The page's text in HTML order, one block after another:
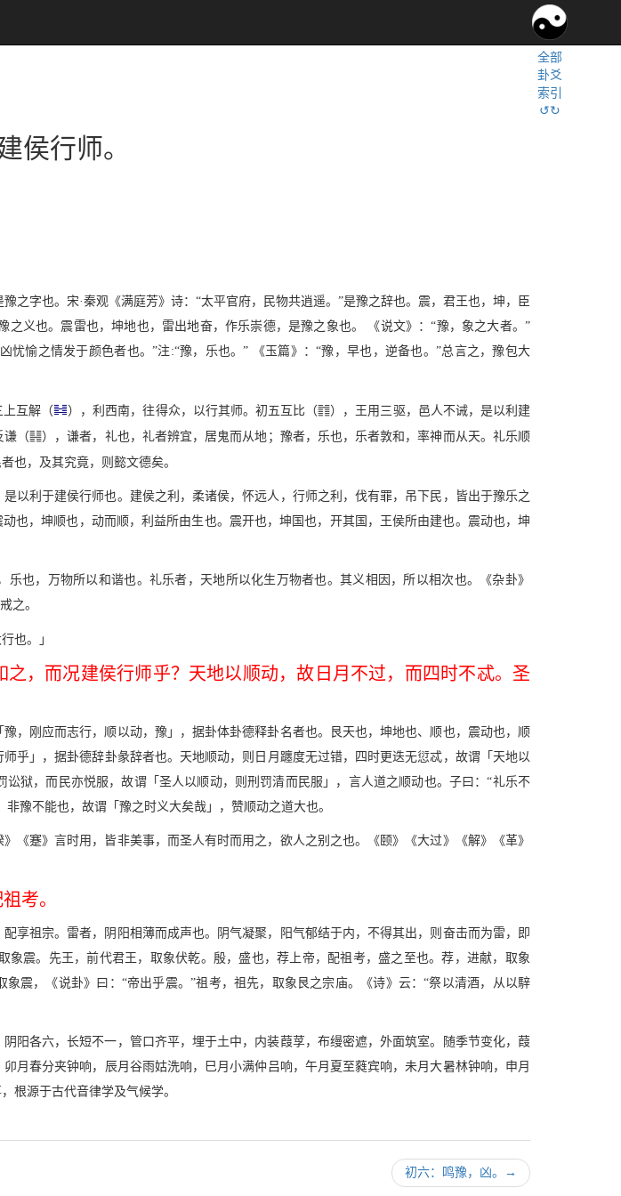
全部
卦爻
索引
↺↻
侯行师。
之字也。宋·秦观《满庭芳》诗：“太平官府，民物共逍遥。”是豫之辞也。震，君王也，坤，臣
义也。震雷也，坤地也，雷出地奋，作乐崇德，是豫之象也。 《说文》：“豫，象之大者。”
忧愉之情发于颜色者也。”注:“豫，乐也。” 《玉篇》：“豫，早也，逆备也。”总言之，豫包大
上互解（ ），利西南，往得众，以行其师。初五互比（i），王用三驱，邑人不诫，是以利建
谦（d），谦者，礼也，礼者辨宜，居鬼而从地；豫者，乐也，乐者敦和，率神而从天。礼乐顺
也，及其究竟，则懿文德矣。
以利于建侯行师也。建侯之利，柔诸侯，怀远人，行师之利，伐有罪，吊下民，皆出于豫乐之
也，坤顺也，动而顺，利益所由生也。震开也，坤国也，开其国，王侯所由建也。震动也，坤
也，万物所以和谐也。礼乐者，天地所以化生万物者也。其义相因，所以相次也。《杂卦》
之。
也。」
，而况建侯行师乎？天地以顺动，故日月不过，而四时不忒。圣
，刚应而志行，顺以动，豫」，据卦体卦德释卦名者也。艮天也，坤地也、顺也，震动也，顺
乎」，据卦德辞卦彖辞者也。天地顺动，则日月躔度无过错，四时更迭无愆忒，故谓「天地以
狱，而民亦悦服，故谓「圣人以顺动，则刑罚清而民服」，言人道之顺动也。子曰：“礼乐不
豫不能也，故谓「豫之时义大矣哉」，赞顺动之道大也。
《蹇》言时用，皆非美事，而圣人有时而用之，欲人之别之也。《颐》《大过》《解》《革》
考。
享祖宗。雷者，阴阳相薄而成声也。阴气凝聚，阳气郁结于内，不得其出，则奋击而为雷，即
震。先王，前代君王，取象伏乾。殷，盛也，荐上帝，配祖考，盛之至也。荐，进献，取象
震，《说卦》曰：“帝出乎震。”祖考，祖先，取象艮之宗庙。《诗》云：“祭以清酒，从以騂
阳各六，长短不一，管口齐平，埋于土中，内装葭莩，布缦密遮，外面筑室。随季节变化，葭
月春分夹钟响，辰月谷雨姑洗响，巳月小满仲吕响，午月夏至蕤宾响，未月大暑林钟响，申月
根源于古代音律学及气候学。
初六：鸣豫，凶。 →